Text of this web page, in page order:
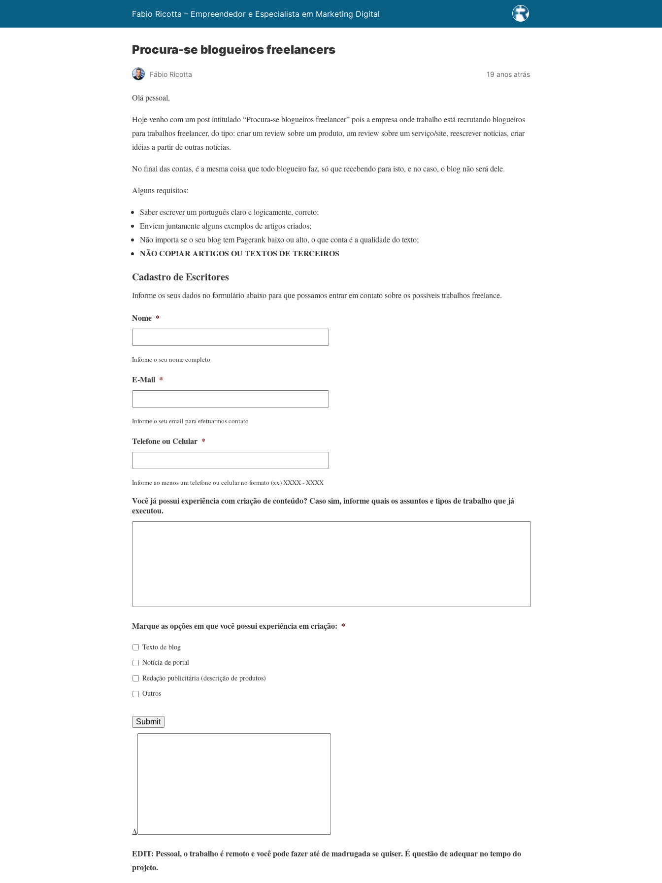
Fabio Ricotta – Empreendedor e Especialista em Marketing Digital
Procura-se blogueiros freelancers
Fábio Ricotta 19 anos atrás
Olá pessoal,
Hoje venho com um post intitulado “Procura-se blogueiros freelancer” pois a empresa onde trabalho está recrutando blogueiros
para trabalhos freelancer, do tipo: criar um review sobre um produto, um review sobre um serviço/site, reescrever notícias, criar
idéias a partir de outras notícias.
No final das contas, é a mesma coisa que todo blogueiro faz, só que recebendo para isto, e no caso, o blog não será dele.
Alguns requisitos:
Saber escrever um português claro e logicamente, correto;
Enviem juntamente alguns exemplos de artigos criados;
Não importa se o seu blog tem Pagerank baixo ou alto, o que conta é a qualidade do texto;
NÃO COPIAR ARTIGOS OU TEXTOS DE TERCEIROS
Cadastro de Escritores
Informe os seus dados no formulário abaixo para que possamos entrar em contato sobre os possíveis trabalhos freelance.
Nome *
Informe o seu nome completo
E-Mail *
Informe o seu email para efetuarmos contato
Telefone ou Celular *
Informe ao menos um telefone ou celular no formato (xx) XXXX - XXXX
Você já possui experiência com criação de conteúdo? Caso sim, informe quais os assuntos e tipos de trabalho que já
executou.
Marque as opções em que você possui experiência em criação: *
Texto de blog
Notícia de portal
Redação publicitária (descrição de produtos)
Outros
Δ
EDIT: Pessoal, o trabalho é remoto e você pode fazer até de madrugada se quiser. É questão de adequar no tempo do
projeto.